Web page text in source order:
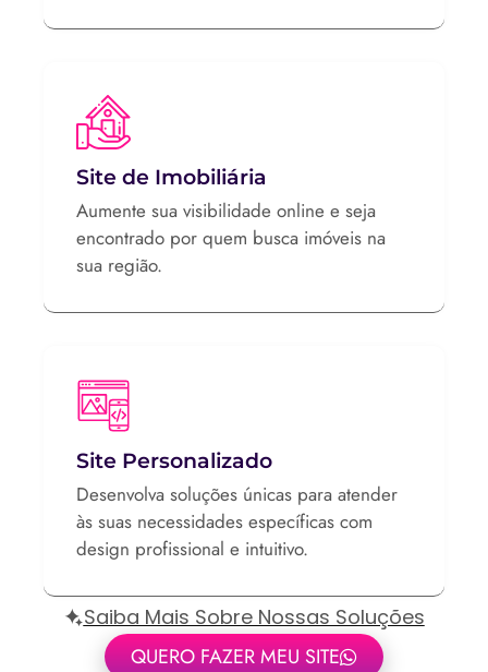
Site de Imobiliária
Aumente sua visibilidade online e seja
encontrado por quem busca imóveis na
sua região.
Site Personalizado
Desenvolva soluções únicas para atender
às suas necessidades específicas com
design profissional e intuitivo.
Saiba Mais Sobre Nossas Soluções
QUERO FAZER MEU SITE